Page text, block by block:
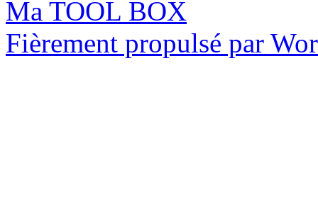
Ma TOOL BOX
Fièrement propulsé par